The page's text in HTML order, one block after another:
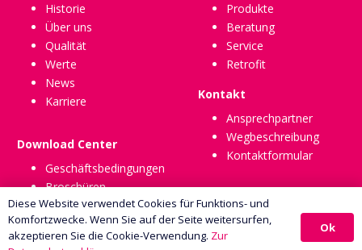
Historie
Über uns
Qualität
Werte
News
Karriere
Download Center
Geschäftsbedingungen
Broschüren
Produkte
Beratung
Service
Retrofit
Kontakt
Ansprechpartner
Wegbeschreibung
Kontaktformular
Diese Website verwendet Cookies für Funktions- und
Komfortzwecke. Wenn Sie auf der Seite weitersurfen,
akzeptieren Sie die Cookie-Verwendung. Zur
Ok